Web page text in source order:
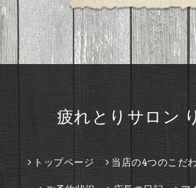
疲れとりサロン
トップページ 当店の4つのこだ